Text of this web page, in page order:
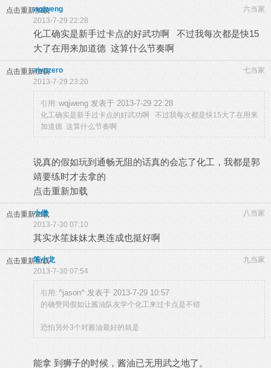
点击重新加载 六当家
wqjweng
2013-7-29 22:28
化工确实是新手过卡点的好武功啊 不过我每次都是快15
大了在用来加道德 这算什么节奏啊
点击重新加载 七当家
aiyozero
2013-7-29 23:20
引用: wqjweng 发表于 2013-7-29 22:28
化工确实是新手过卡点的好武功啊 不过我每次都是快15大了在用来
加道德 这算什么节奏啊
说真的假如玩到通畅无阻的话真的会忘了化工，我都是郭
靖要练时才去拿的
点击重新加载
点击重新加载 八当家
小僧
2013-7-30 07:10
其实水笙妹妹太奥连成也挺好啊
点击重新加载 九当家
笨小龙
2013-7-30 07:54
引用: ^jason^ 发表于 2013-7-29 10:57
的确赞同假如让酱油队友学个化工来过卡点是不错
恐怕另外3个对酱油最好的就是
能拿 到狮子的时候，酱油已无用武之地了。